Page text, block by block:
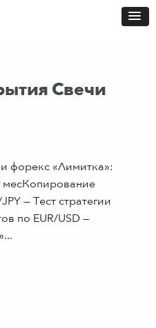
Свечи
форекс «Лимитка»:
месКопирование
— Тест стратегии
по EUR/USD —